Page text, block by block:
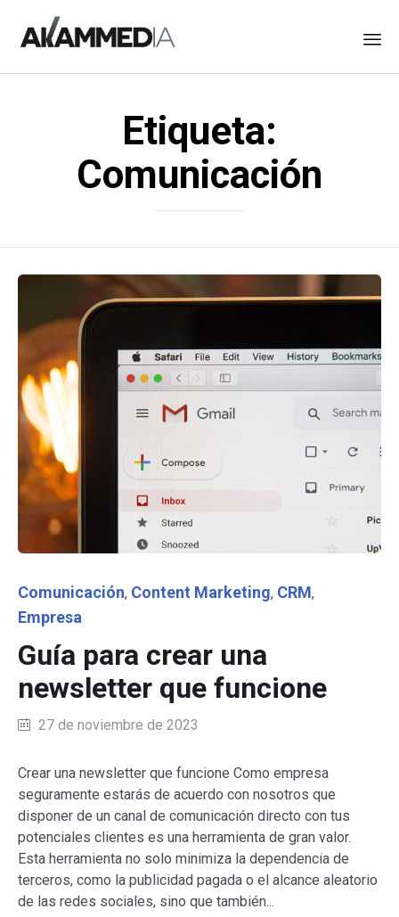
content
Etiqueta:
Comunicación
Category
Comunicación, Content Marketing, CRM,
Empresa
Guía para crear una
newsletter que funcione
27 de noviembre de 2023
Crear una newsletter que funcione Como empresa
seguramente estarás de acuerdo con nosotros que
disponer de un canal de comunicación directo con tus
potenciales clientes es una herramienta de gran valor.
Esta herramienta no solo minimiza la dependencia de
terceros, como la publicidad pagada o el alcance aleatorio
de las redes sociales, sino que también...